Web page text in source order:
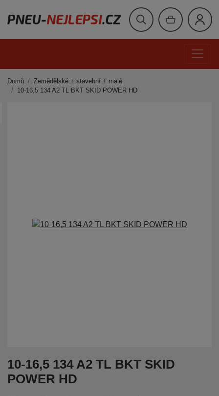
Domů
Zemědělské + stavební + malé
10-16,5 134 A2 TL BKT SKID POWER HD
10-16,5 134 A2 TL BKT SKID
POWER HD